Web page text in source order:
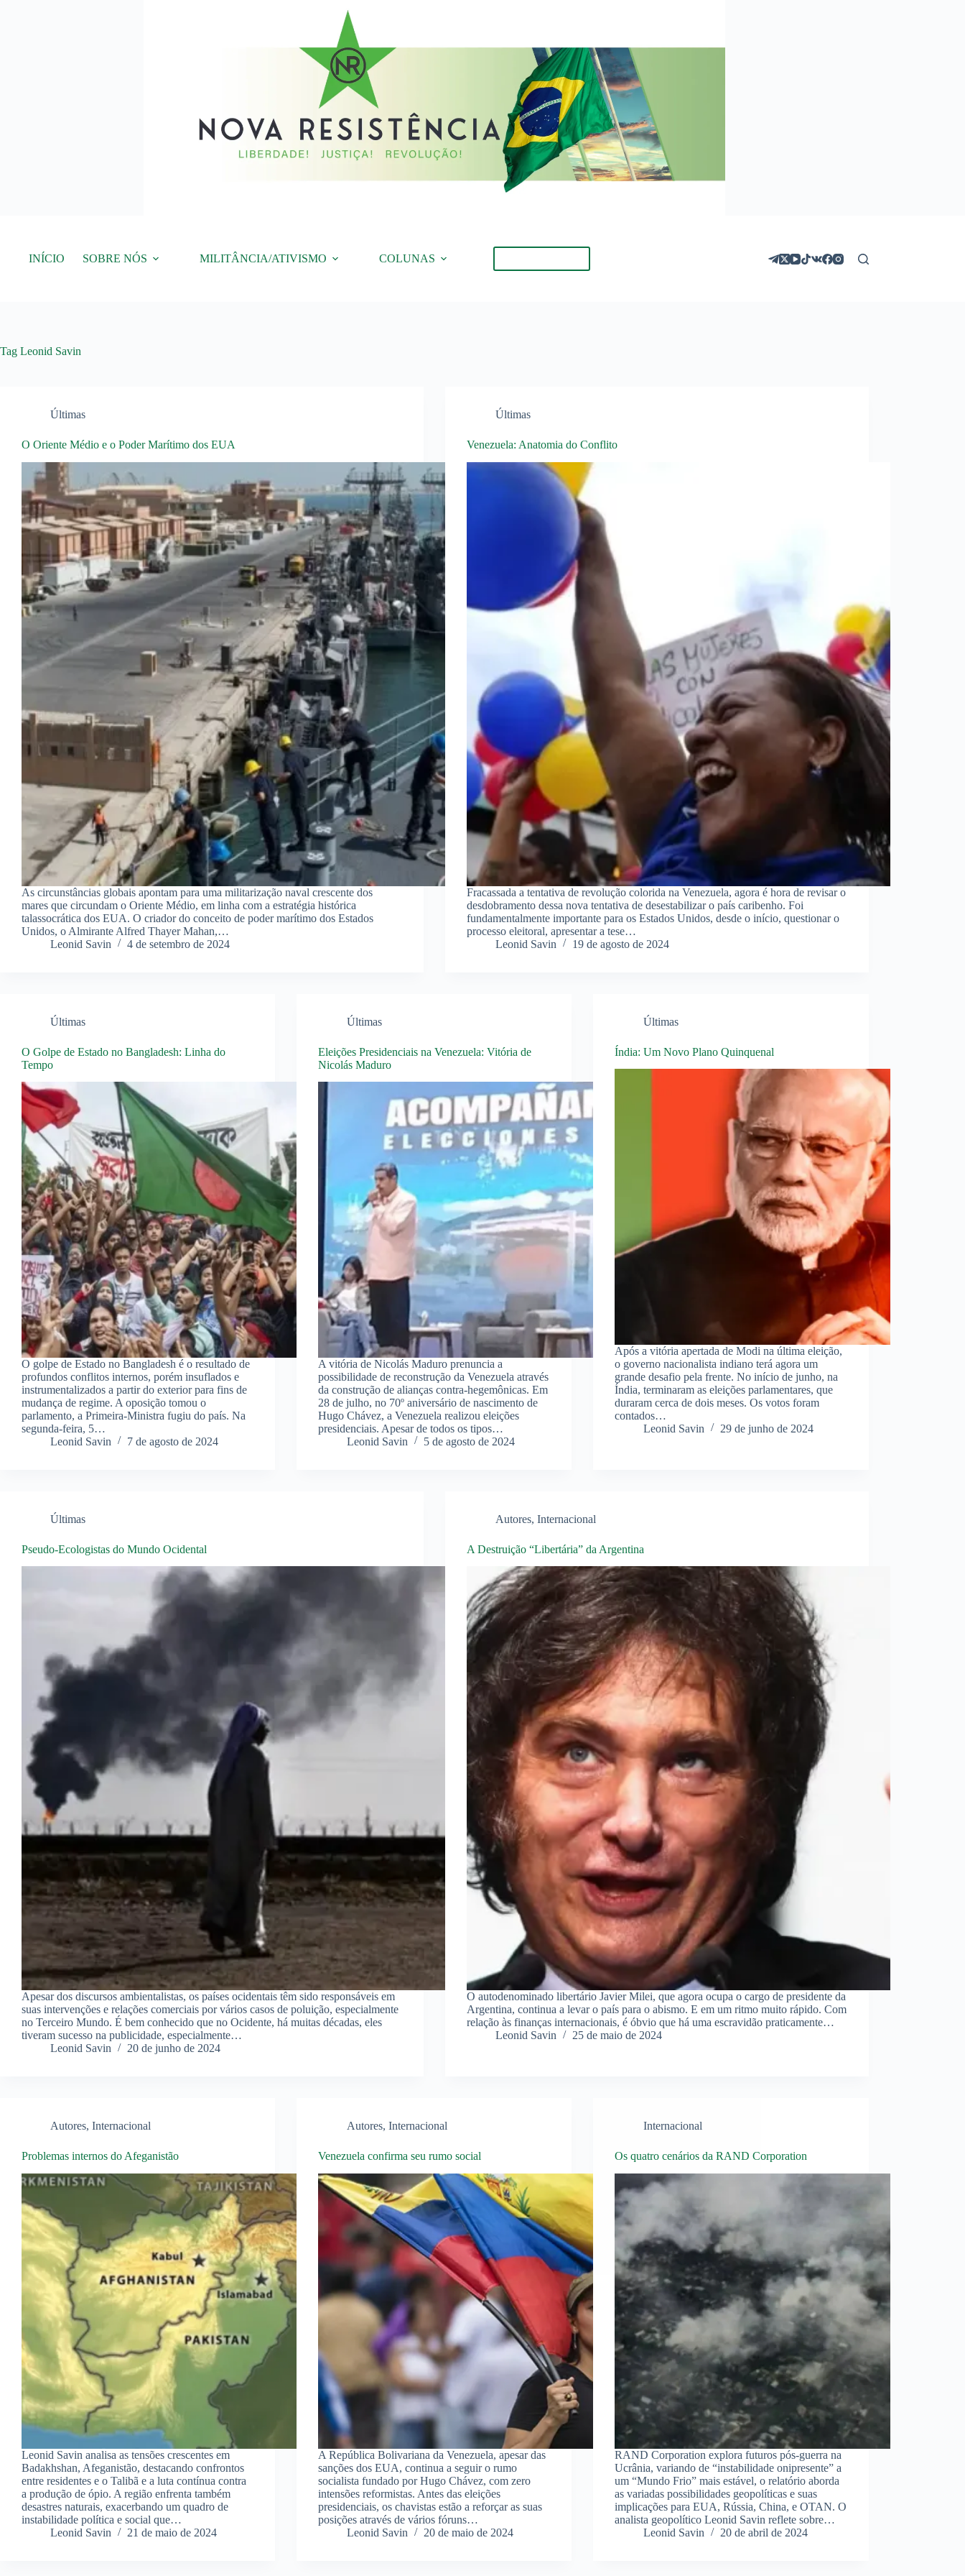
INÍCIO SOBRE NÓS MILITÂNCIA/ATIVISMO COLUNAS
Tag Leonid Savin
Últimas
O Oriente Médio e o Poder Marítimo dos EUA
As circunstâncias globais apontam para uma militarização naval crescente dos
mares que circundam o Oriente Médio, em linha com a estratégia histórica
talassocrática dos EUA. O criador do conceito de poder marítimo dos Estados
Unidos, o Almirante Alfred Thayer Mahan,…
Leonid Savin
4 de setembro de 2024
Últimas
Venezuela: Anatomia do Conflito
Fracassada a tentativa de revolução colorida na Venezuela, agora é hora de revisar o
desdobramento dessa nova tentativa de desestabilizar o país caribenho. Foi
fundamentalmente importante para os Estados Unidos, desde o início, questionar o
processo eleitoral, apresentar a tese…
Leonid Savin
19 de agosto de 2024
Últimas
O Golpe de Estado no Bangladesh: Linha do
Tempo
O golpe de Estado no Bangladesh é o resultado de
profundos conflitos internos, porém insuflados e
instrumentalizados a partir do exterior para fins de
mudança de regime. A oposição tomou o
parlamento, a Primeira-Ministra fugiu do país. Na
segunda-feira, 5…
Leonid Savin
7 de agosto de 2024
Últimas
Eleições Presidenciais na Venezuela: Vitória de
Nicolás Maduro
A vitória de Nicolás Maduro prenuncia a
possibilidade de reconstrução da Venezuela através
da construção de alianças contra-hegemônicas. Em
28 de julho, no 70º aniversário de nascimento de
Hugo Chávez, a Venezuela realizou eleições
presidenciais. Apesar de todos os tipos…
Leonid Savin
5 de agosto de 2024
Últimas
Índia: Um Novo Plano Quinquenal
Após a vitória apertada de Modi na última eleição,
o governo nacionalista indiano terá agora um
grande desafio pela frente. No início de junho, na
Índia, terminaram as eleições parlamentares, que
duraram cerca de dois meses. Os votos foram
contados…
Leonid Savin
29 de junho de 2024
Últimas
Pseudo-Ecologistas do Mundo Ocidental
Apesar dos discursos ambientalistas, os países ocidentais têm sido responsáveis em
suas intervenções e relações comerciais por vários casos de poluição, especialmente
no Terceiro Mundo. É bem conhecido que no Ocidente, há muitas décadas, eles
tiveram sucesso na publicidade, especialmente…
Leonid Savin
20 de junho de 2024
Autores, Internacional
A Destruição “Libertária” da Argentina
O autodenominado libertário Javier Milei, que agora ocupa o cargo de presidente da
Argentina, continua a levar o país para o abismo. E em um ritmo muito rápido. Com
relação às finanças internacionais, é óbvio que há uma escravidão praticamente…
Leonid Savin
25 de maio de 2024
Autores, Internacional
Problemas internos do Afeganistão
Leonid Savin analisa as tensões crescentes em
Badakhshan, Afeganistão, destacando confrontos
entre residentes e o Talibã e a luta contínua contra
a produção de ópio. A região enfrenta também
desastres naturais, exacerbando um quadro de
instabilidade política e social que…
Leonid Savin
21 de maio de 2024
Autores,Internacional
Venezuela confirma seu rumo social
A República Bolivariana da Venezuela, apesar das
sanções dos EUA, continua a seguir o rumo
socialista fundado por Hugo Chávez, com zero
intensões reformistas. Antes das eleições
presidenciais, os chavistas estão a reforçar as suas
posições através de vários fóruns…
Leonid Savin
20 de maio de 2024
Internacional
Os quatro cenários da RAND Corporation
RAND Corporation explora futuros pós-guerra na
Ucrânia, variando de “instabilidade onipresente” a
um “Mundo Frio” mais estável, o relatório aborda
as variadas possibilidades geopolíticas e suas
implicações para EUA, Rússia, China, e OTAN. O
analista geopolítico Leonid Savin reflete sobre…
Leonid Savin
20 de abril de 2024